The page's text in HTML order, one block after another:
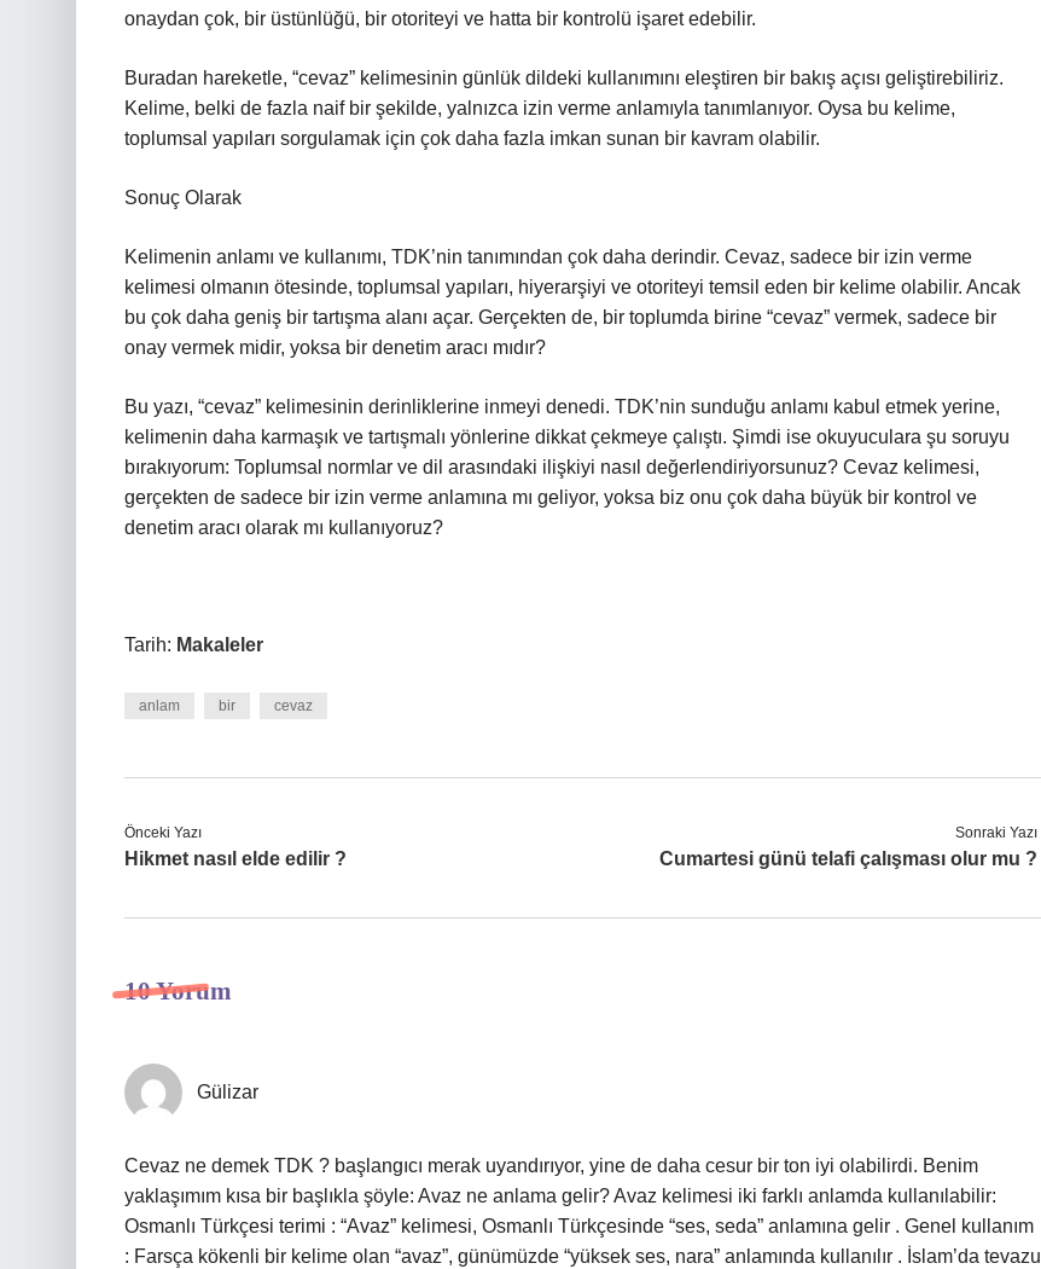
onaydan çok, bir üstünlüğü, bir otoriteyi ve hatta bir kontrolü işaret edebilir.
Buradan hareketle, “cevaz” kelimesinin günlük dildeki kullanımını eleştiren bir bakış açısı geliştirebiliriz.
Kelime, belki de fazla naif bir şekilde, yalnızca izin verme anlamıyla tanımlanıyor. Oysa bu kelime,
toplumsal yapıları sorgulamak için çok daha fazla imkan sunan bir kavram olabilir.
Sonuç Olarak
Kelimenin anlamı ve kullanımı, TDK’nin tanımından çok daha derindir. Cevaz, sadece bir izin verme
kelimesi olmanın ötesinde, toplumsal yapıları, hiyerarşiyi ve otoriteyi temsil eden bir kelime olabilir. Ancak
bu çok daha geniş bir tartışma alanı açar. Gerçekten de, bir toplumda birine “cevaz” vermek, sadece bir
onay vermek midir, yoksa bir denetim aracı mıdır?
Bu yazı, “cevaz” kelimesinin derinliklerine inmeyi denedi. TDK’nin sunduğu anlamı kabul etmek yerine,
kelimenin daha karmaşık ve tartışmalı yönlerine dikkat çekmeye çalıştı. Şimdi ise okuyuculara şu soruyu
bırakıyorum: Toplumsal normlar ve dil arasındaki ilişkiyi nasıl değerlendiriyorsunuz? Cevaz kelimesi,
gerçekten de sadece bir izin verme anlamına mı geliyor, yoksa biz onu çok daha büyük bir kontrol ve
denetim aracı olarak mı kullanıyoruz?
Tarih: Makaleler
anlam bir cevaz
Önceki Yazı
Hikmet nasıl elde edilir ?
Sonraki Yazı
Cumartesi günü telafi çalışması olur mu ?
10 Yorum
Gülizar
Cevaz ne demek TDK ? başlangıcı merak uyandırıyor, yine de daha cesur bir ton iyi olabilirdi. Benim
yaklaşımım kısa bir başlıkla şöyle: Avaz ne anlama gelir? Avaz kelimesi iki farklı anlamda kullanılabilir:
Osmanlı Türkçesi terimi : “Avaz” kelimesi, Osmanlı Türkçesinde “ses, seda” anlamına gelir . Genel kullanım
: Farsça kökenli bir kelime olan “avaz”, günümüzde “yüksek ses, nara” anlamında kullanılır . İslam’da tevazu